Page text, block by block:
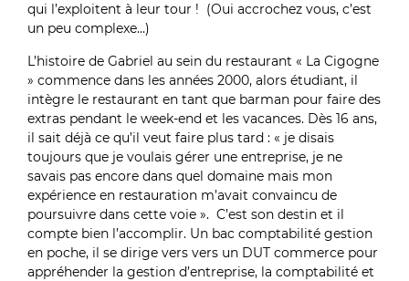
qui l’exploitent à leur tour ! (Oui accrochez vous, c’est
un peu complexe…)
L’histoire de Gabriel au sein du restaurant « La Cigogne
» commence dans les années 2000, alors étudiant, il
intègre le restaurant en tant que barman pour faire des
extras pendant le week-end et les vacances. Dès 16 ans,
il sait déjà ce qu’il veut faire plus tard : « je disais
toujours que je voulais gérer une entreprise, je ne
savais pas encore dans quel domaine mais mon
expérience en restauration m’avait convaincu de
poursuivre dans cette voie ». C’est son destin et il
compte bien l’accomplir. Un bac comptabilité gestion
en poche, il se dirige vers vers un DUT commerce pour
appréhender la gestion d’entreprise, la comptabilité et